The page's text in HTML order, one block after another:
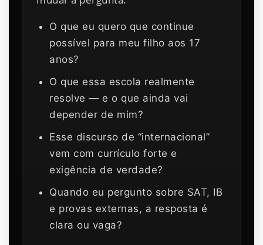
O que eu quero que continue
possível para meu filho aos 17
anos?
O que essa escola realmente
resolve — e o que ainda vai
depender de mim?
Esse discurso de “internacional”
vem com currículo forte e
exigência de verdade?
Quando eu pergunto sobre SAT, IB
e provas externas, a resposta é
clara ou vaga?